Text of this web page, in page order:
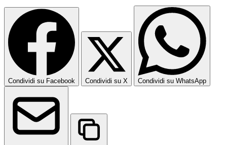
Condividi su Facebook Condividi su X Condividi su WhatsApp